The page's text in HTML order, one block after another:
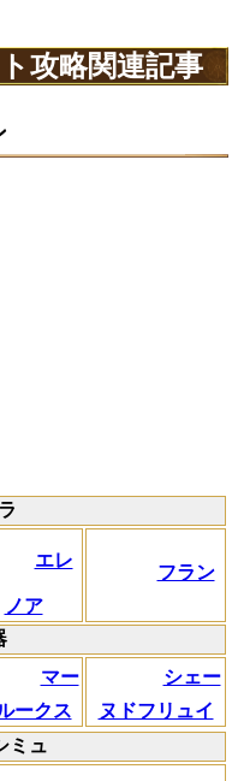
攻略関連記事
エレ
ノア
フラン
マー
ークス
シェー
ヌドフリュイ
ミュ